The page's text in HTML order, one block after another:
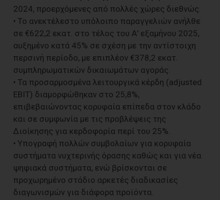
2024, προερχόμενες από πολλές χώρες διεθνώς.
• Το ανεκτέλεστο υπόλοιπο παραγγελιών ανήλθε
σε €622,2 εκατ. στο τέλος του Α’ εξαμήνου 2025,
αυξημένο κατά 45% σε σχέση με την αντίστοιχη
περσινή περίοδο, με επιπλέον €378,2 εκατ.
συμπληρωματικών δικαιωμάτων αγοράς.
• Τα προσαρμοσμένα λειτουργικά κέρδη (adjusted
EBIT) διαμορφώθηκαν στο 25,8%,
επιβεβαιώνοντας κορυφαία επίπεδα στον κλάδο
και σε συμφωνία με τις προβλέψεις της
Διοίκησης για κερδοφορία περί του 25%.
• Υπογραφή πολλών συμβολαίων για κορυφαία
συστήματα νυχτερινής όρασης καθώς και για νέα
ψηφιακά συστήματα, ενώ βρίσκονται σε
προχωρημένο στάδιο αρκετές διαδικασίες
διαγωνισμών για διάφορα προϊόντα.